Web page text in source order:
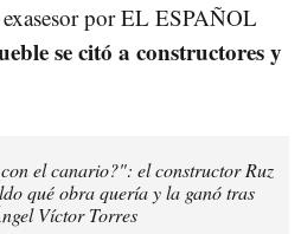
por EL ESPAÑOL
se citó a constructores y
el canario?": el constructor Ruz
qué obra quería y la ganó tras
Víctor Torres